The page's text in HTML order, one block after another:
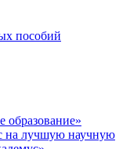
пособий
образование»
на лучшую научную